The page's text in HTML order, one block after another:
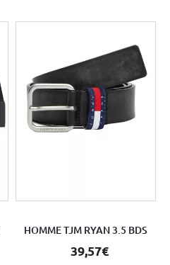
HOMME TJM RYAN 3.5 BDS
39,57€